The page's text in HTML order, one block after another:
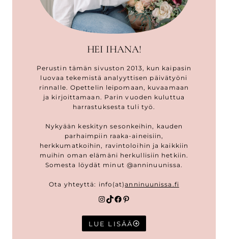
HEI IHANA!
Perustin tämän sivuston 2013, kun kaipasin
luovaa tekemistä analyyttisen päivätyöni
rinnalle. Opettelin leipomaan, kuvaamaan
ja kirjoittamaan. Parin vuoden kuluttua
harrastuksesta tuli työ.
Nykyään keskityn sesonkeihin, kauden
parhaimpiin raaka-aineisiin,
herkkumatkoihin, ravintoloihin ja kaikkiin
muihin oman elämäni herkullisiin hetkiin.
Somesta löydät minut @anninuunissa.
Ota yhteyttä: info(at)anninuunissa.fi
Instagram
TikTok
Facebook
Pinterest
LUE LISÄÄ